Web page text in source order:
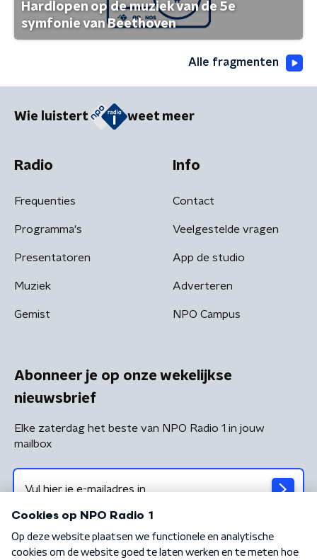
Hardlopen op de muziek van de 5e
symfonie van Beethoven
Alle fragmenten
Wie luistert weet meer
Radio
Frequenties
Programma's
Presentatoren
Muziek
Gemist
Info
Contact
Veelgestelde vragen
App de studio
Adverteren
NPO Campus
Abonneer je op onze wekelijkse
nieuwsbrief
Elke zaterdag het beste van NPO Radio 1 in jouw
mailbox